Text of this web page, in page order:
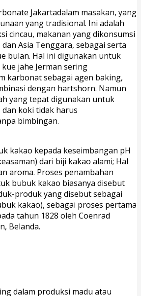
dalam masakan, yang
yang tradisional. Ini adalah
cincau, makanan yang dikonsumsi
Asia Tenggara, sebagai serta
bulan. Hal ini digunakan untuk
jahe Jerman sering
karbonat sebagai agen baking,
dengan hartshorn. Namun
yang tepat digunakan untuk
koki tidak harus
bimbingan.
kakao kepada keseimbangan pH
dari biji kakao alami; Hal
aroma. Proses penambahan
bubuk kakao biasanya disebut
produk yang disebut sebagai
kakao), sebagai proses pertama
tahun 1828 oleh Coenrad
Belanda.
dalam produksi madu atau